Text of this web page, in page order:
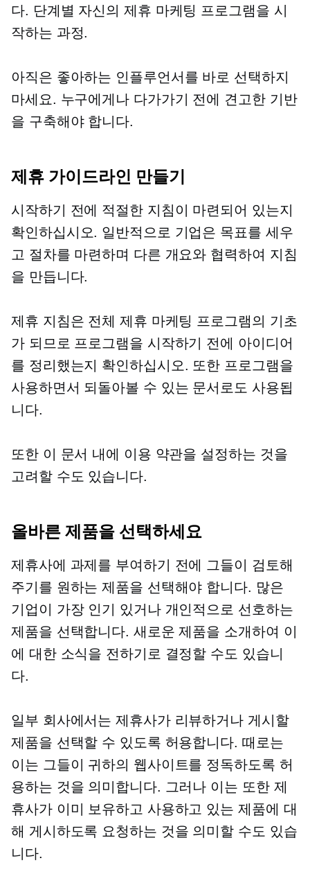
다. 단계별 자신의 제휴 마케팅 프로그램을 시
작하는 과정.
아직은 좋아하는 인플루언서를 바로 선택하지
마세요. 누구에게나 다가가기 전에 견고한 기반
을 구축해야 합니다.
제휴 가이드라인 만들기
시작하기 전에 적절한 지침이 마련되어 있는지
확인하십시오. 일반적으로 기업은 목표를 세우
고 절차를 마련하며 다른 개요와 협력하여 지침
을 만듭니다.
제휴 지침은 전체 제휴 마케팅 프로그램의 기초
가 되므로 프로그램을 시작하기 전에 아이디어
를 정리했는지 확인하십시오. 또한 프로그램을
사용하면서 되돌아볼 수 있는 문서로도 사용됩
니다.
또한 이 문서 내에 이용 약관을 설정하는 것을
고려할 수도 있습니다.
올바른 제품을 선택하세요
제휴사에 과제를 부여하기 전에 그들이 검토해
주기를 원하는 제품을 선택해야 합니다. 많은
기업이 가장 인기 있거나 개인적으로 선호하는
제품을 선택합니다. 새로운 제품을 소개하여 이
에 대한 소식을 전하기로 결정할 수도 있습니
다.
일부 회사에서는 제휴사가 리뷰하거나 게시할
제품을 선택할 수 있도록 허용합니다. 때로는
이는 그들이 귀하의 웹사이트를 정독하도록 허
용하는 것을 의미합니다. 그러나 이는 또한 제
휴사가 이미 보유하고 사용하고 있는 제품에 대
해 게시하도록 요청하는 것을 의미할 수도 있습
니다.